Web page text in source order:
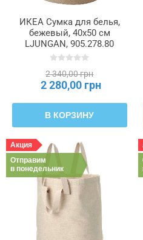
ИКЕА Сумка для белья,
бежевый, 40x50 см
LJUNGAN, 905.278.80
2 340,00 грн
2 280,00 грн
В КОРЗИНУ
Акция
Отправим
в понедельник